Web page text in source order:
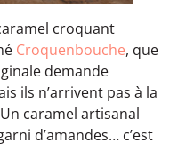
croquant
Croquenbouche, que
demande
ils n’arrivent pas à la
caramel artisanal
d’amandes… c’est